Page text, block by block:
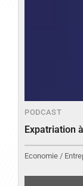
PODCAST
Expatriation
Economie /